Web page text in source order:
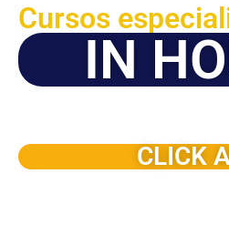
Cursos
IN
CLICK